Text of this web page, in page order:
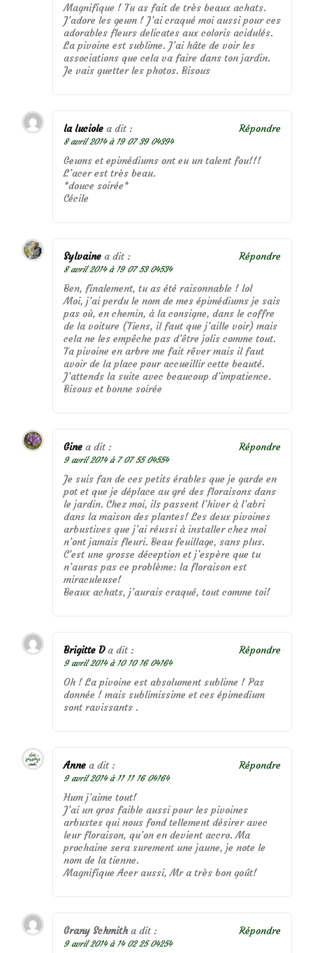
Magnifique ! Tu as fait de très beaux achats.
J’adore les geum ! J’ai craqué moi aussi pour ces
adorables fleurs delicates aux coloris acidulés.
La pivoine est sublime. J’ai hâte de voir les
associations que cela va faire dans ton jardin.
Je vais guetter les photos. Bisous
la luciole a dit :
8 avril 2014 à 19 07 39 04394
Geums et epimédiums ont eu un talent fou!!!
L’acer est très beau.
*douce soirée*
Cécile
Répondre
Sylvaine a dit :
8 avril 2014 à 19 07 53 04534
Ben, finalement, tu as été raisonnable ! lol
Moi, j’ai perdu le nom de mes épimédiums je sais
pas où, en chemin, à la consigne, dans le coffre
de la voiture (Tiens, il faut que j’aille voir) mais
cela ne les empêche pas d’être jolis comme tout.
Ta pivoine en arbre me fait rêver mais il faut
avoir de la place pour accueillir cette beauté.
J’attends la suite avec beaucoup d’impatience.
Bisous et bonne soirée
Répondre
Gine a dit :
9 avril 2014 à 7 07 55 04554
Je suis fan de ces petits érables que je garde en
pot et que je déplace au gré des floraisons dans
le jardin. Chez moi, ils passent l’hiver à l’abri
dans la maison des plantes! Les deux pivoines
arbustives que j’ai réussi à installer chez moi
n’ont jamais fleuri. Beau feuillage, sans plus.
C’est une grosse déception et j’espère que tu
n’auras pas ce problème: la floraison est
miraculeuse!
Beaux achats, j’aurais craqué, tout comme toi!
Répondre
Brigitte D a dit :
9 avril 2014 à 10 10 16 04164
Oh ! La pivoine est absolument sublime ! Pas
donnée ! mais sublimissime et ces épimedium
sont ravissants .
Répondre
Anne a dit :
9 avril 2014 à 11 11 16 04164
Hum j’aime tout!
J’ai un gros faible aussi pour les pivoines
arbustes qui nous fond tellement désirer avec
leur floraison, qu’on en devient accro. Ma
prochaine sera surement une jaune, je note le
nom de la tienne.
Magnifique Acer aussi, Mr a très bon goût!
Répondre
Grany Schmith a dit :
9 avril 2014 à 14 02 25 04254
Répondre